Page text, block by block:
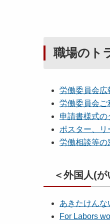
職場のト
労働委員会広
労働委員会ご
申請書様式
ポスター、リ
労働相談等の
＜外国人(
あきたけん
For Labors